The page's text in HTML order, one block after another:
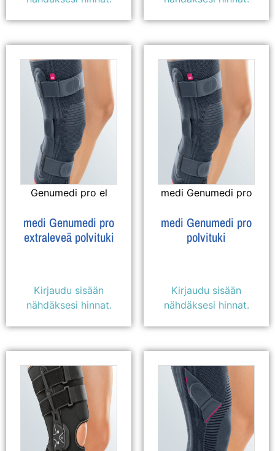
Genumedi pro el
medi Genumedi pro
extraleveä polvituki
Kirjaudu sisään
nähdäksesi hinnat.
medi Genumedi pro
medi Genumedi pro
polvituki
Kirjaudu sisään
nähdäksesi hinnat.